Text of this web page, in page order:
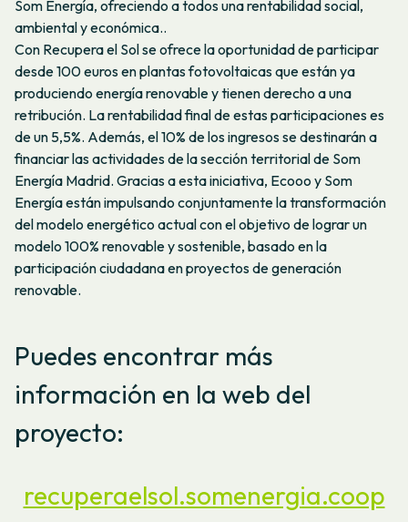
Som Energía, ofreciendo a todos una rentabilidad social,
ambiental y económica..
Con Recupera el Sol se ofrece la oportunidad de participar
desde 100 euros en plantas fotovoltaicas que están ya
produciendo energía renovable y tienen derecho a una
retribución. La rentabilidad final de estas participaciones es
de un 5,5%. Además, el 10% de los ingresos se destinarán a
financiar las actividades de la sección territorial de Som
Energía Madrid. Gracias a esta iniciativa, Ecooo y Som
Energía están impulsando conjuntamente la transformación
del modelo energético actual con el objetivo de lograr un
modelo 100% renovable y sostenible, basado en la
participación ciudadana en proyectos de generación
renovable.
Puedes encontrar más
información en la web del
proyecto:
recuperaelsol.somenergia.coop